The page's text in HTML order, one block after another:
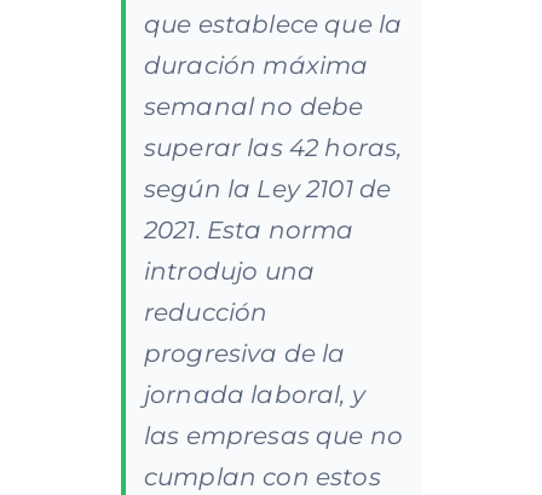
que establece que la
duración máxima
semanal no debe
superar las 42 horas,
según la Ley 2101 de
2021. Esta norma
introdujo una
reducción
progresiva de la
jornada laboral, y
las empresas que no
cumplan con estos